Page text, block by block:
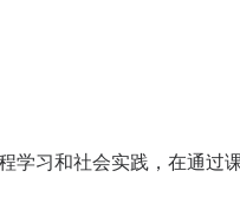
学习和社会实践，在通过